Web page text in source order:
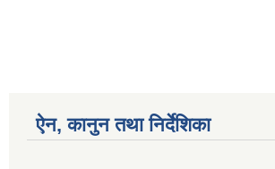
ऐन, कानुन तथा निर्देशिका